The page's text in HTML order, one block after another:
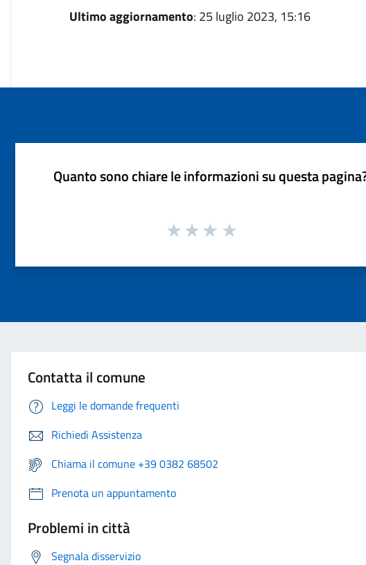
Ultimo aggiornamento: 25 luglio 2023, 15:16
Quanto sono chiare le informazioni su questa
Contatta il comune
Leggi le domande frequenti
Richiedi Assistenza
Chiama il comune +39 0382 68502
Prenota un appuntamento
Problemi in città
Segnala disservizio